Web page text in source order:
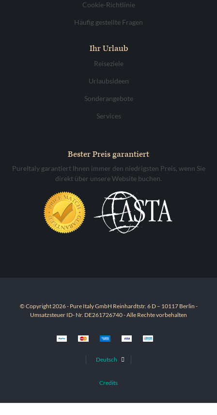
Cookie-Richtlinie
Häufig gestellte Fragen
Ihr Urlaub
Reiseziele
Urlaubsideen
Sonderangebote
Services
Bester Preis garantiert
PureItaly garantiert Ihnen immer den niedrigsten Preis, wenn Sie
direkt über unsere Website buchen.
© Copyright 2026 - Pure Italy GmbH Reinhardtstr. 6 D – 10117 Berlin -
Umsatzsteuer ID- Nr. DE261726740 - Alle Rechte vorbehalten
Deutsch
Credits